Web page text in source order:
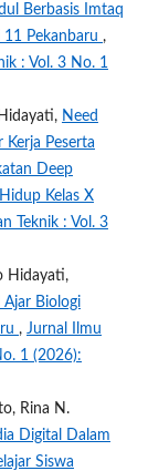
Berbasis Imtaq
11 Pekanbaru ,
: Vol. 3 No. 1
Need
Kerja Peserta
Deep
Kelas X
Teknik : Vol. 3
Hidayati,
Ajar Biologi
, Jurnal Ilmu
1 (2026):
Rina N.
Digital Dalam
Siswa